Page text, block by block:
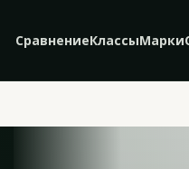
СравнениеКлассыМарки